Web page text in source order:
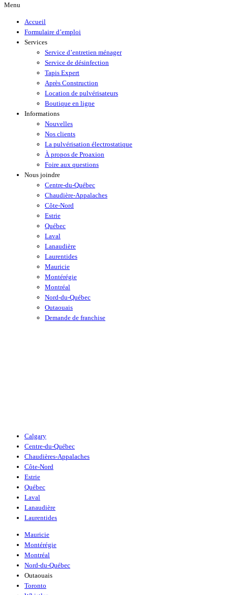
Menu
Accueil
Formulaire d’emploi
Services
Service d’entretien ménager
Service de désinfection
Tapis Expert
Après Construction
Location de pulvérisateurs
Boutique en ligne
Informations
Nouvelles
Nos clients
La pulvérisation électrostatique
À propos de Proaxion
Foire aux questions
Nous joindre
Centre-du-Québec
Chaudière-Appalaches
Côte-Nord
Estrie
Québec
Laval
Lanaudière
Laurentides
Mauricie
Montérégie
Montréal
Nord-du-Québec
Outaouais
Demande de franchise
Calgary
Centre-du-Québec
Chaudières-Appalaches
Côte-Nord
Estrie
Québec
Laval
Lanaudière
Laurentides
Mauricie
Montérégie
Montréal
Nord-du-Québec
Outaouais
Toronto